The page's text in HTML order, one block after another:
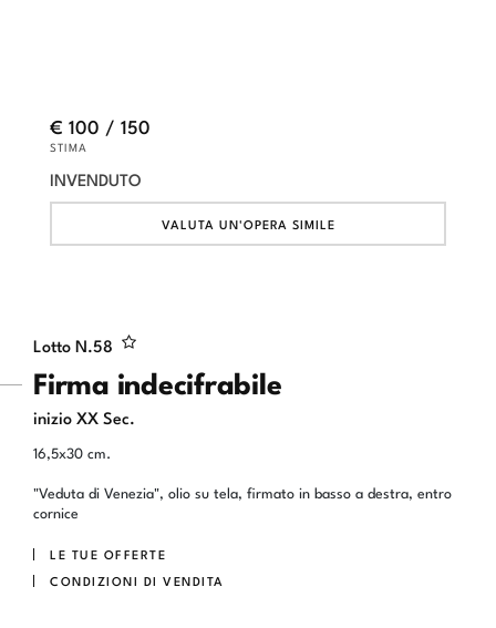
Lotto N.58
Firma indecifrabile
inizio XX Sec.
16,5x30 cm.
"Veduta di Venezia", olio su tela, firmato in basso a destra, entro
cornice
LE TUE OFFERTE
CONDIZIONI DI VENDITA
€ 100 / 150
STIMA
INVENDUTO
VALUTA UN'OPERA SIMILE